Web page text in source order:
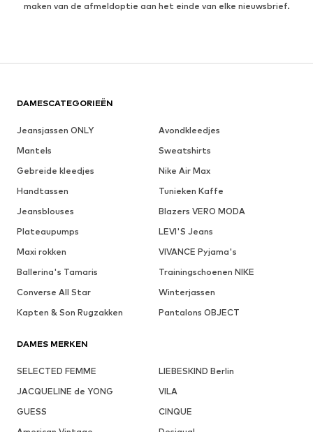
maken van de afmeldoptie aan het einde van elke nieuwsbrief.
DAMESCATEGORIEËN
Jeansjassen ONLY
Avondkleedjes
Mantels
Sweatshirts
Gebreide kleedjes
Nike Air Max
Handtassen
Tunieken Kaffe
Jeansblouses
Blazers VERO MODA
Plateaupumps
LEVI'S Jeans
Maxi rokken
VIVANCE Pyjama's
Ballerina's Tamaris
Trainingschoenen NIKE
Converse All Star
Winterjassen
Kapten & Son Rugzakken
Pantalons OBJECT
DAMES MERKEN
SELECTED FEMME
LIEBESKIND Berlin
JACQUELINE de YONG
VILA
GUESS
CINQUE